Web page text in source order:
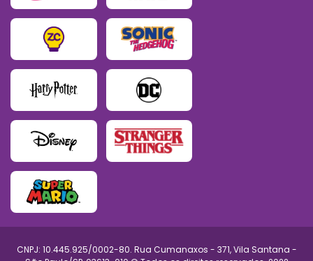
CNPJ: 10.445.925/0002-80. Rua Cumanaxos - 371, Vila Santana -